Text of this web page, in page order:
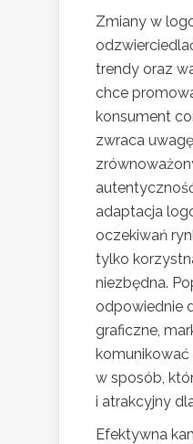
Zmiany w
trendy oraz
chce
konsument
zwraca
adaptacja
oczekiwań
tylko
niezbędna.
odpowiednie
graficzne,
komunikować
w sposób,
i atrakcyjny
Efektywna